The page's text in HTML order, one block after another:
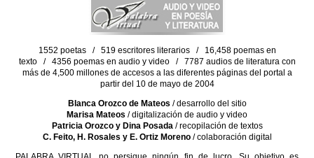
1552 poetas / 519 escritores literarios / 16,458 poemas en
texto / 4356 poemas en audio y video / 7787 audios de literatura con
más de 4,500 millones de accesos a las diferentes páginas del portal a
partir del 10 de mayo de 2004
Blanca Orozco de Mateos / desarrollo del sitio
Marisa Mateos / digitalización de audio y video
Patricia Orozco y Dina Posada/ recopilación de textos
C. Feito, H. Rosales y E. Ortiz Moreno/ colaboración digital